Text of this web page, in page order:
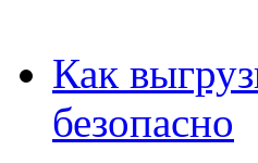
Как
безопасно